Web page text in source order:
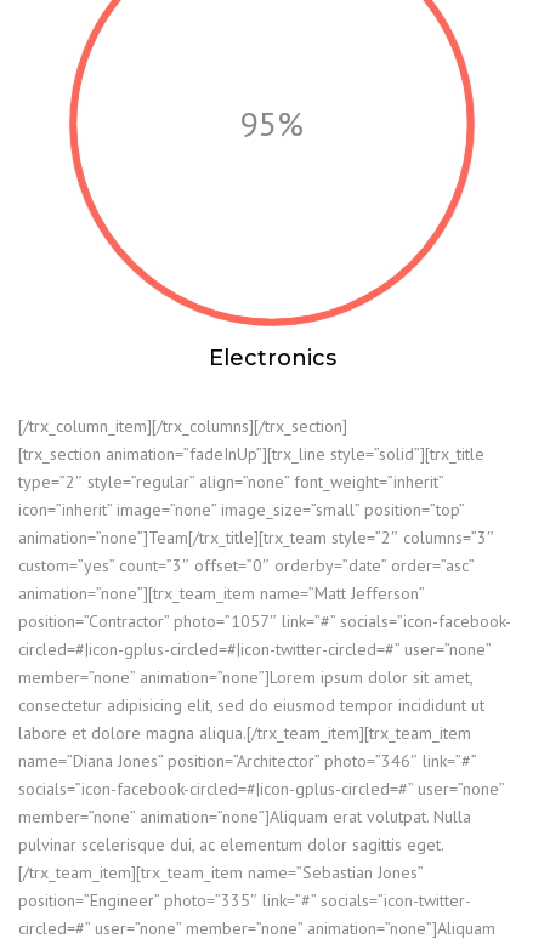
95%
Electronics
[/trx_column_item][/trx_columns][/trx_section]
[trx_section animation=”fadeInUp”][trx_line style=”solid”][trx_title
type=”2″ style=”regular” align=”none” font_weight=”inherit”
icon=”inherit” image=”none” image_size=”small” position=”top”
animation=”none”]Team[/trx_title][trx_team style=”2″ columns=”3″
custom=”yes” count=”3″ offset=”0″ orderby=”date” order=”asc”
animation=”none”][trx_team_item name=”Matt Jefferson”
position=”Contractor” photo=”1057″ link=”#” socials=”icon-facebook-
circled=#|icon-gplus-circled=#|icon-twitter-circled=#” user=”none”
member=”none” animation=”none”]Lorem ipsum dolor sit amet,
consectetur adipisicing elit, sed do eiusmod tempor incididunt ut
labore et dolore magna aliqua.[/trx_team_item][trx_team_item
name=”Diana Jones” position=”Architector” photo=”346″ link=”#”
socials=”icon-facebook-circled=#|icon-gplus-circled=#” user=”none”
member=”none” animation=”none”]Aliquam erat volutpat. Nulla
pulvinar scelerisque dui, ac elementum dolor sagittis eget.
[/trx_team_item][trx_team_item name=”Sebastian Jones”
position=”Engineer” photo=”335″ link=”#” socials=”icon-twitter-
circled=#” user=”none” member=”none” animation=”none”]Aliquam